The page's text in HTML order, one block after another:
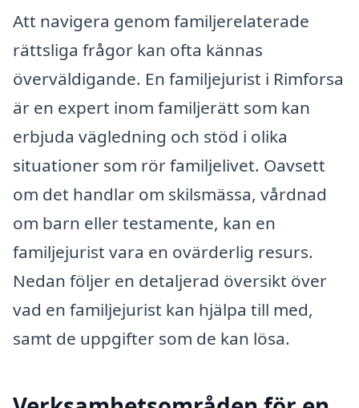
Att navigera genom familjerelaterade
rättsliga frågor kan ofta kännas
överväldigande. En familjejurist i Rimforsa
är en expert inom familjerätt som kan
erbjuda vägledning och stöd i olika
situationer som rör familjelivet. Oavsett
om det handlar om skilsmässa, vårdnad
om barn eller testamente, kan en
familjejurist vara en ovärderlig resurs.
Nedan följer en detaljerad översikt över
vad en familjejurist kan hjälpa till med,
samt de uppgifter som de kan lösa.